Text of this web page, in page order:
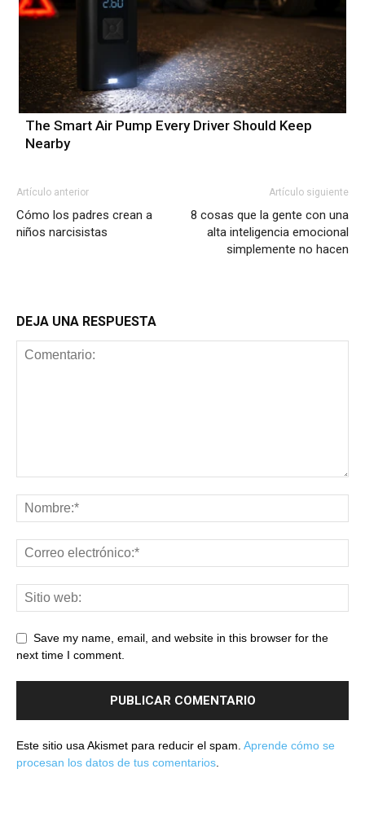
The Smart Air Pump Every Driver Should Keep
Nearby
Artículo anterior
Cómo los padres crean a
niños narcisistas
Artículo siguiente
8 cosas que la gente con una
alta inteligencia emocional
simplemente no hacen
DEJA UNA RESPUESTA
Save my name, email, and website in this browser for the
next time I comment.
Este sitio usa Akismet para reducir el spam. Aprende cómo se
procesan los datos de tus comentarios.